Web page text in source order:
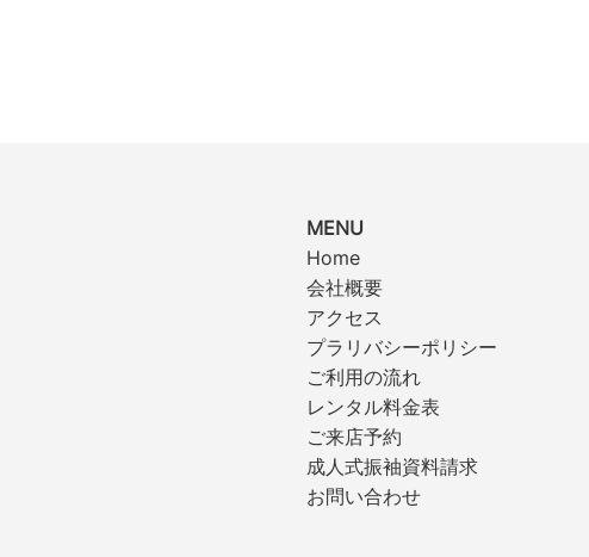
MENU
Home
会社概要
アクセス
プラリバシーポリシー
ご利用の流れ
レンタル料金表
ご来店予約
成人式振袖資料請求
お問い合わせ